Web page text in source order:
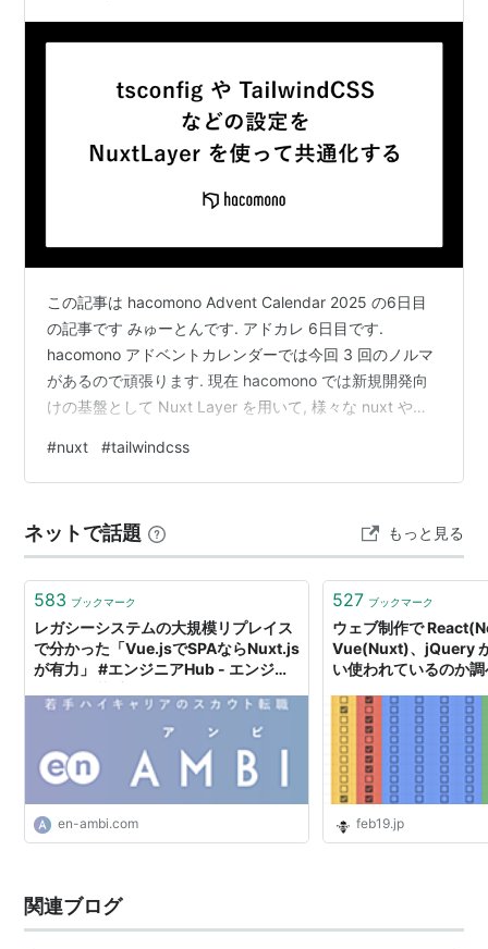
この記事は hacomono Advent Calendar 2025 の6日目
の記事です みゅーとんです. アドカレ 6日目です.
hacomono アドベントカレンダーでは今回 3 回のノルマ
があるので頑張ります. 現在 hacomono では新規開発向
けの基盤として Nuxt Layer を用いて, 様々な nuxt やら
紹介できればと思います. はじめに Nuxt Layer とは ? 公
式ガイドはこちら ざっくりいえば Nuxt の既存のプロジ
Nuxt のベースプロジェクトに実装…
#nuxt #tailwindcss
ネットで話題 もっと見る
583 ブックマーク
レガシーシステムの大規模リプレイス
で分かった「Vue.jsでSPAならNuxt.js
が有力」 #エンジニアHub - エンジニ
アを考える！
en-ambi.com
527 ブックマーク
ウェブ制作で
Vue(Nuxt)、jQuery
い使われているのか
feb19.jp
関連ブログ